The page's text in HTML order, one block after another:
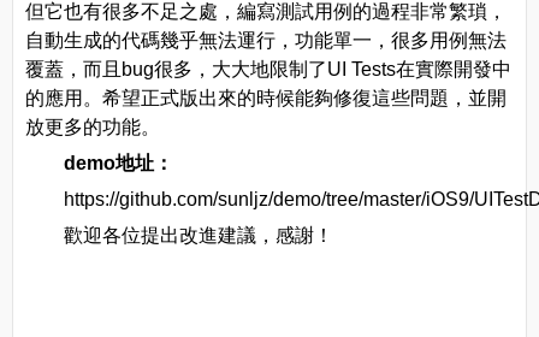
但它也有很多不足之處，編寫測試用例的過程非常繁瑣，
自動生成的代碼幾乎無法運行，功能單一，很多用例無法
覆蓋，而且bug很多，大大地限制了UI Tests在實際開發中
的應用。希望正式版出來的時候能夠修復這些問題，並開
放更多的功能。
demo地址：
https://github.com/sunljz/demo/tree/master/iOS9/
歡迎各位提出改進建議，感謝！